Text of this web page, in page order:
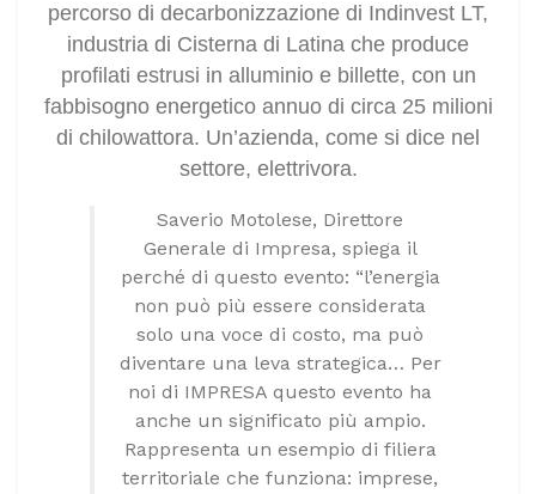
percorso di decarbonizzazione di Indinvest LT,
industria di Cisterna di Latina che produce
profilati estrusi in alluminio e billette, con un
fabbisogno energetico annuo di circa 25 milioni
di chilowattora. Un’azienda, come si dice nel
settore, elettrivora.
Saverio Motolese, Direttore
Generale di Impresa, spiega il
perché di questo evento: “l’energia
non può più essere considerata
solo una voce di costo, ma può
diventare una leva strategica… Per
noi di IMPRESA questo evento ha
anche un significato più ampio.
Rappresenta un esempio di filiera
territoriale che funziona: imprese,